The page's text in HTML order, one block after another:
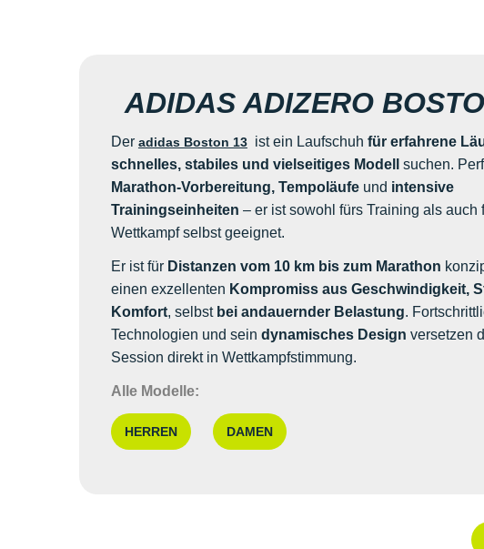
ADIDAS ADIZERO
Der adidas Boston 13 ist ein Laufschuh für erfahrene
schnelles, stabiles und vielseitiges Modell
suchen.
Marathon-Vorbereitung, Tempoläufeund intensive
Trainingseinheiten – er ist sowohl fürs Training als auch
Wettkampf selbst geeignet.
Er ist für Distanzen vom 10 km bis zum Marathon
einen exzellenten Kompromiss aus Geschwindigkeit,
Komfort, selbst bei andauernder Belastung.
Technologien und sein dynamisches Design versetzen
Session direkt in Wettkampfstimmung.
Alle Modelle:
HERREN DAMEN